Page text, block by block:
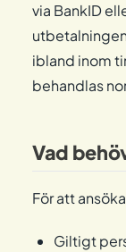
via BankID
ibland inom
behandlas
Vad
För att
Giltigt